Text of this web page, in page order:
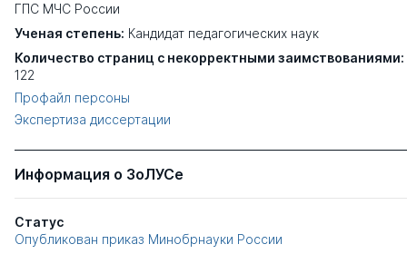
ГПС МЧС России
Ученая степень: Кандидат педагогических наук
Количество страниц с некорректными заимствованиями:
122
Профайл персоны
Экспертиза диссертации
Информация о ЗоЛУСе
Статус
Опубликован приказ Минобрнауки России